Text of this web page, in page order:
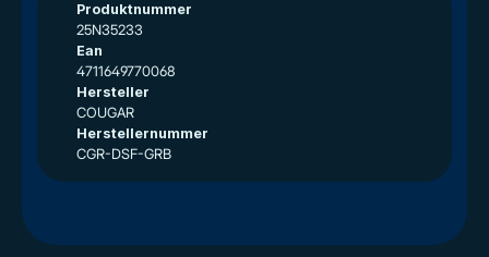
Produktnummer
25N35233
Ean
4711649770068
Hersteller
COUGAR
Herstellernummer
CGR-DSF-GRB